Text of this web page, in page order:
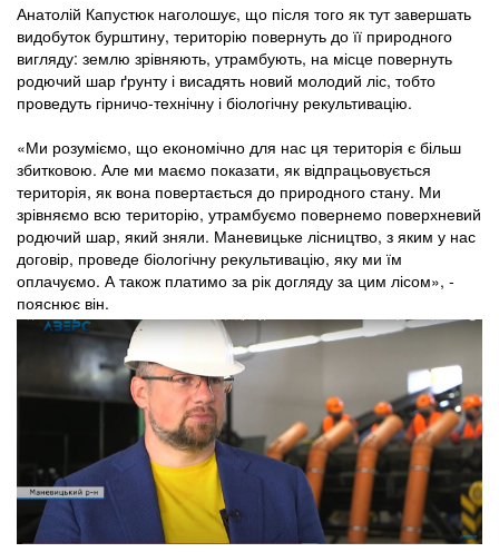
Анатолій Капустюк наголошує, що після того як тут завершать
видобуток бурштину, територію повернуть до її природного
вигляду: землю зрівняють, утрамбують, на місце повернуть
родючий шар ґрунту і висадять новий молодий ліс, тобто
проведуть гірничо-технічну і біологічну рекультивацію.
«Ми розуміємо, що економічно для нас ця територія є більш
збитковою. Але ми маємо показати, як відпрацьовується
територія, як вона повертається до природного стану. Ми
зрівняємо всю територію, утрамбуємо повернемо поверхневий
родючий шар, який зняли. Маневицьке лісництво, з яким у нас
договір, проведе біологічну рекультивацію, яку ми їм
оплачуємо. А також платимо за рік догляду за цим лісом», -
пояснює він.